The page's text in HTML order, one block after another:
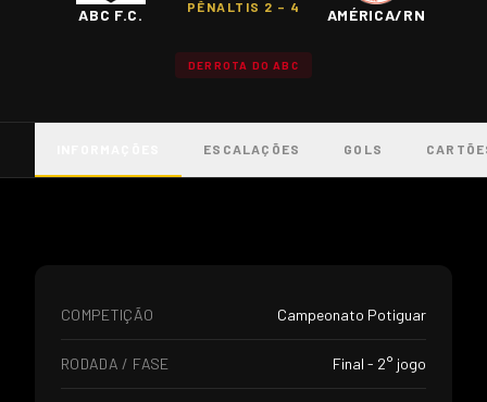
ABC F.C. PÊNALTIS 2 – 4 AMÉRICA/RN
DERROTA DO ABC
ESCALAÇÕES GOLS
COMPETIÇÃO Campeonato Potiguar
RODADA / FASE Final - 2° jogo